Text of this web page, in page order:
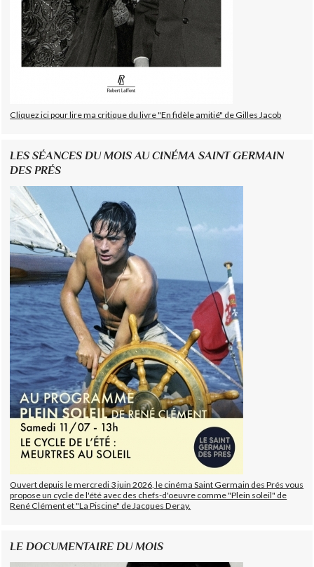
Cliquez ici pour lire ma critique du livre "En fidèle amitié" de Gilles Jacob
LES SÉANCES DU MOIS AU CINÉMA SAINT GERMAIN
DES PRÉS
Ouvert depuis le mercredi 3 juin 2026, le cinéma Saint Germain des Prés vous
propose un cycle de l'été avec des chefs-d'oeuvre comme "Plein soleil" de
René Clément et "La Piscine" de Jacques Deray.
LE DOCUMENTAIRE DU MOIS